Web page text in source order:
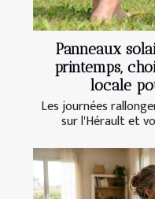
Panneaux
printemps,
locale
Les journées
sur l'Hérault et